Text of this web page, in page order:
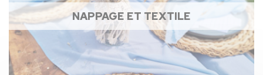
NAPPAGE ET TEXTILE